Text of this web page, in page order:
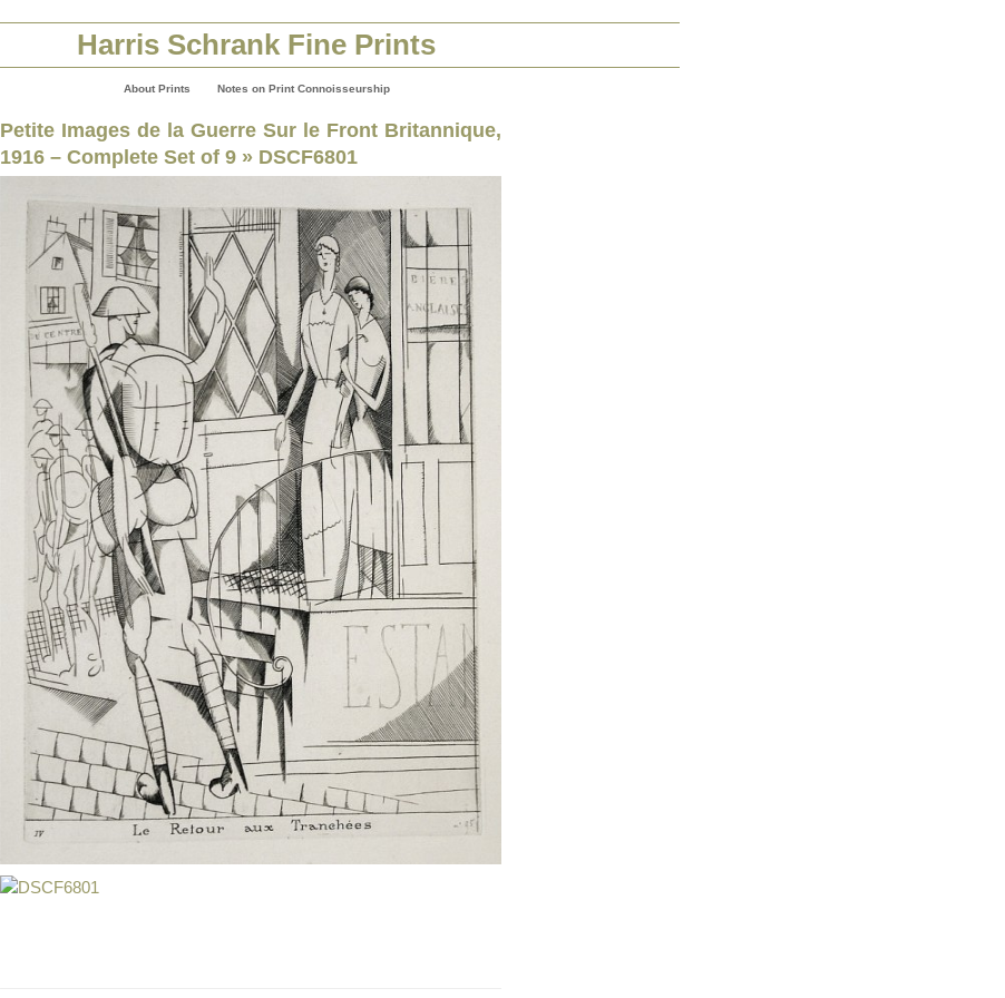
Harris Schrank Fine Prints
About Prints Notes on Print Connoisseurship
Petite Images de la Guerre Sur le Front Britannique,
1916 – Complete Set of 9 » DSCF6801